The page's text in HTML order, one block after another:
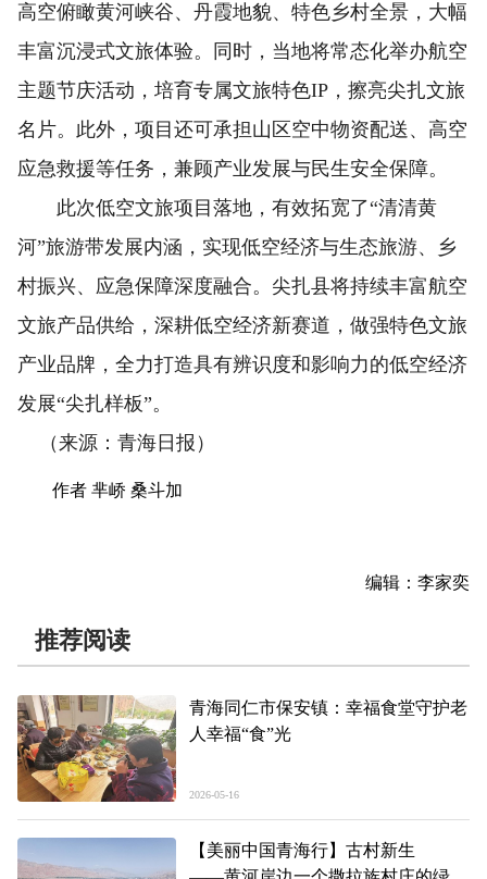
高空俯瞰黄河峡谷、丹霞地貌、特色乡村全景，大幅
丰富沉浸式文旅体验。同时，当地将常态化举办航空
主题节庆活动，培育专属文旅特色IP，擦亮尖扎文旅
名片。此外，项目还可承担山区空中物资配送、高空
应急救援等任务，兼顾产业发展与民生安全保障。
此次低空文旅项目落地，有效拓宽了“清清黄
河”旅游带发展内涵，实现低空经济与生态旅游、乡
村振兴、应急保障深度融合。尖扎县将持续丰富航空
文旅产品供给，深耕低空经济新赛道，做强特色文旅
产业品牌，全力打造具有辨识度和影响力的低空经济
发展“尖扎样板”。
（来源：青海日报）
作者 芈峤 桑斗加
编辑：李家奕
推荐阅读
青海同仁市保安镇：幸福食堂守护老
人幸福“食”光
2026-05-16
【美丽中国青海行】古村新生